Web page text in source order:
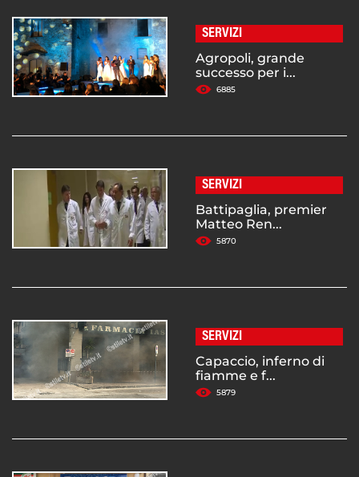
SERVIZI
Agropoli, grande
successo per i...
6885
SERVIZI
Battipaglia, premier
Matteo Ren...
5870
SERVIZI
Capaccio, inferno di
fiamme e f...
5879